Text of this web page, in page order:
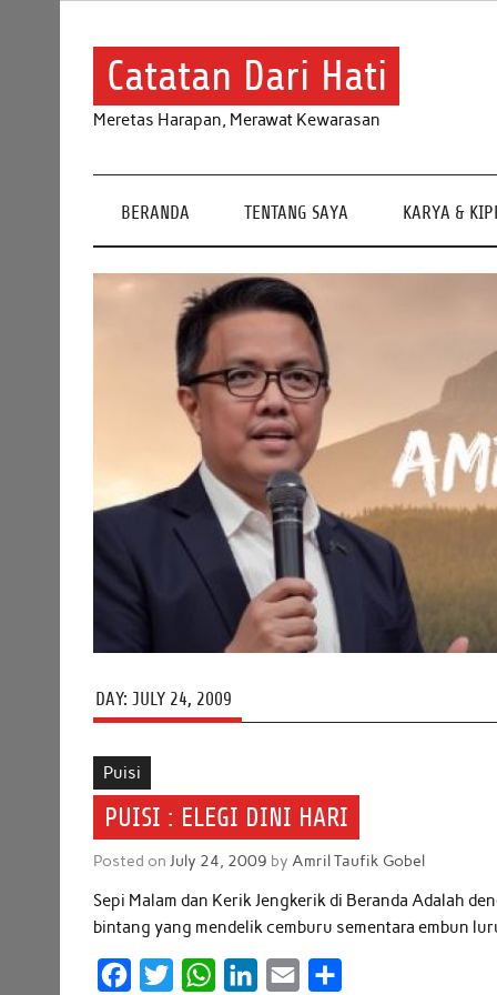
Catatan Dari Hati
Meretas Harapan, Merawat Kewarasan
BERANDA TENTANG SAYA KARYA &
DAY: JULY 24, 2009
Puisi
PUISI : ELEGI DINI HARI
Posted on July 24, 2009 by Amril Taufik Gobel
Sepi Malam dan Kerik Jengkerik di Beranda Adalah
bintang yang mendelik cemburu sementara embun
W